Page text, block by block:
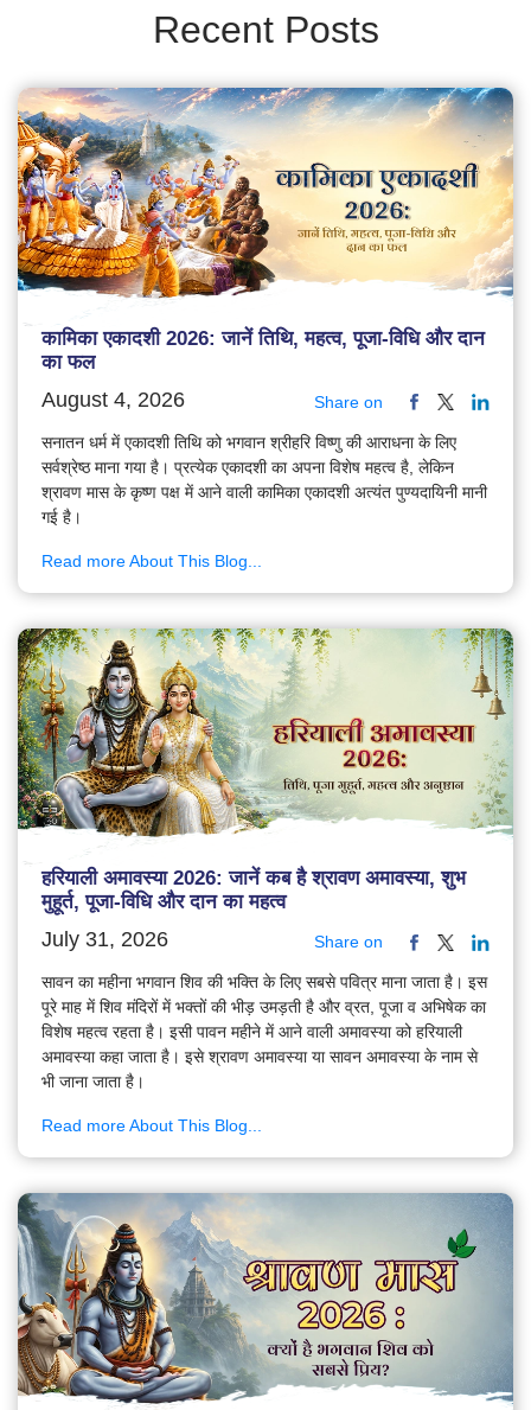
Recent Posts
कामिका एकादशी 2026: जानें तिथि, महत्व, पूजा-विधि और दान
का फल
August 4, 2026 Share on
सनातन धर्म में एकादशी तिथि को भगवान श्रीहरि विष्णु की आराधना के लिए
सर्वश्रेष्ठ माना गया है। प्रत्येक एकादशी का अपना विशेष महत्व है, लेकिन
श्रावण मास के कृष्ण पक्ष में आने वाली कामिका एकादशी अत्यंत पुण्यदायिनी मानी
गई है।
Read more About This Blog...
हरियाली अमावस्या 2026: जानें कब है श्रावण अमावस्या, शुभ
मुहूर्त, पूजा-विधि और दान का महत्व
July 31, 2026 Share on
सावन का महीना भगवान शिव की भक्ति के लिए सबसे पवित्र माना जाता है। इस
पूरे माह में शिव मंदिरों में भक्तों की भीड़ उमड़ती है और व्रत, पूजा व अभिषेक का
विशेष महत्व रहता है। इसी पावन महीने में आने वाली अमावस्या को हरियाली
अमावस्या कहा जाता है। इसे श्रावण अमावस्या या सावन अमावस्या के नाम से
भी जाना जाता है।
Read more About This Blog...